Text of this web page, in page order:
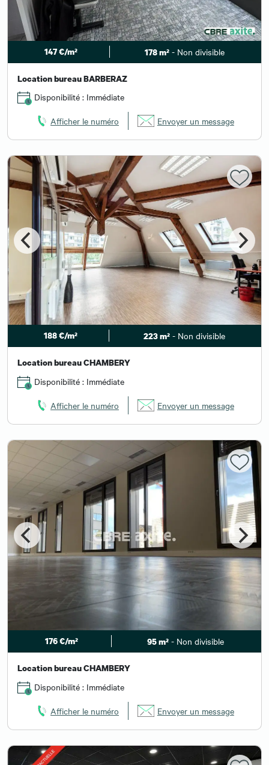
147 €/m² 178 m² - Non divisible
Location bureau BARBERAZ
Disponibilité : Immédiate
Afficher le numéro Envoyer un message
188 €/m² 223 m² - Non divisible
Location bureau CHAMBERY
Disponibilité : Immédiate
Afficher le numéro Envoyer un message
176 €/m² 95 m²- Non divisible
Location bureau CHAMBERY
Disponibilité : Immédiate
Afficher le numéro Envoyer un message